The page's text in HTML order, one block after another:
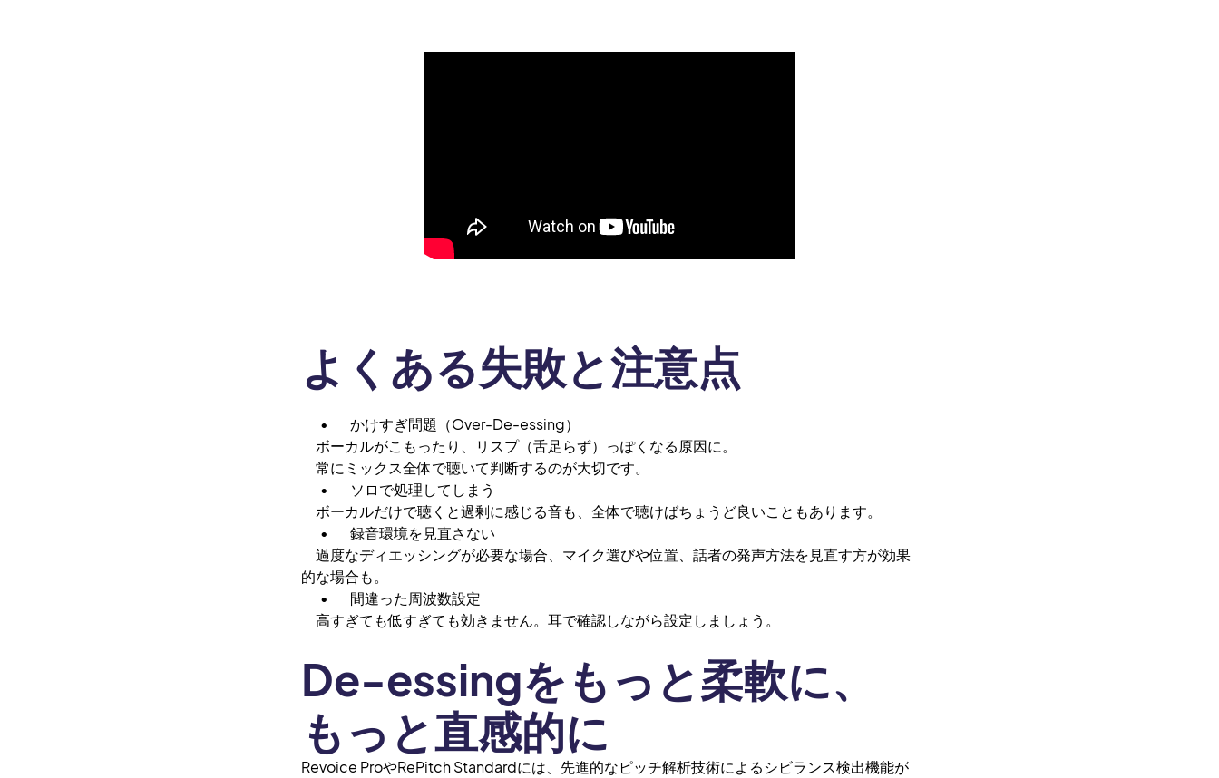
よくある失敗と注意点
• かけすぎ問題（Over-De-essing）
ボーカルがこもったり、リスプ（舌足らず）っぽくなる原因に。
常にミックス全体で聴いて判断するのが大切です。
• ソロで処理してしまう
ボーカルだけで聴くと過剰に感じる音も、全体で聴けばちょうど良いこともあります。
• 録音環境を見直さない
過度なディエッシングが必要な場合、マイク選びや位置、話者の発声方法を見直す方が効果
的な場合も。
• 間違った周波数設定
高すぎても低すぎても効きません。耳で確認しながら設定しましょう。
De-essingをもっと柔軟に、
もっと直感的に
Revoice ProやRePitch Standardには、先進的なピッチ解析技術によるシビランス検出機能が